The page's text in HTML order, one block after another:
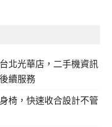
北光華店，二手機資訊
續服務
椅，快速收合設計不管